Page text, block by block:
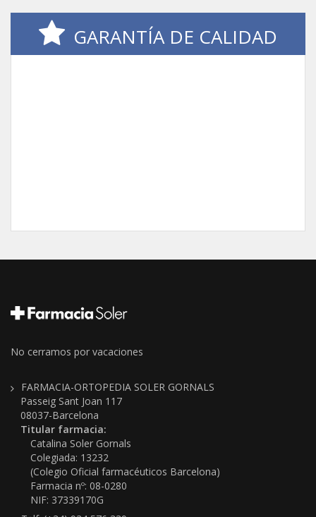
GARANTÍA DE CALIDAD
No cerramos por vacaciones
FARMACIA-ORTOPEDIA SOLER GORNALS
Passeig Sant Joan 117
08037-Barcelona
Titular farmacia:
Catalina Soler Gornals
Colegiada: 13232
(Colegio Oficial farmacéuticos Barcelona)
Farmacia nº: 08-0280
NIF: 37339170G